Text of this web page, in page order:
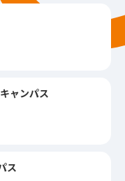
ャンパス
ス